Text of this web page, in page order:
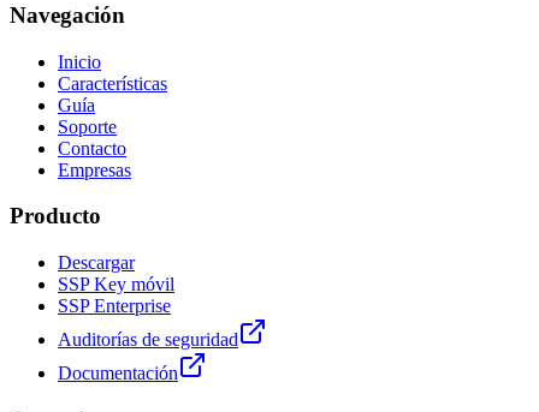
Navegación
Inicio
Características
Guía
Soporte
Contacto
Empresas
Producto
Descargar
SSP Key móvil
SSP Enterprise
Auditorías de seguridad
Documentación